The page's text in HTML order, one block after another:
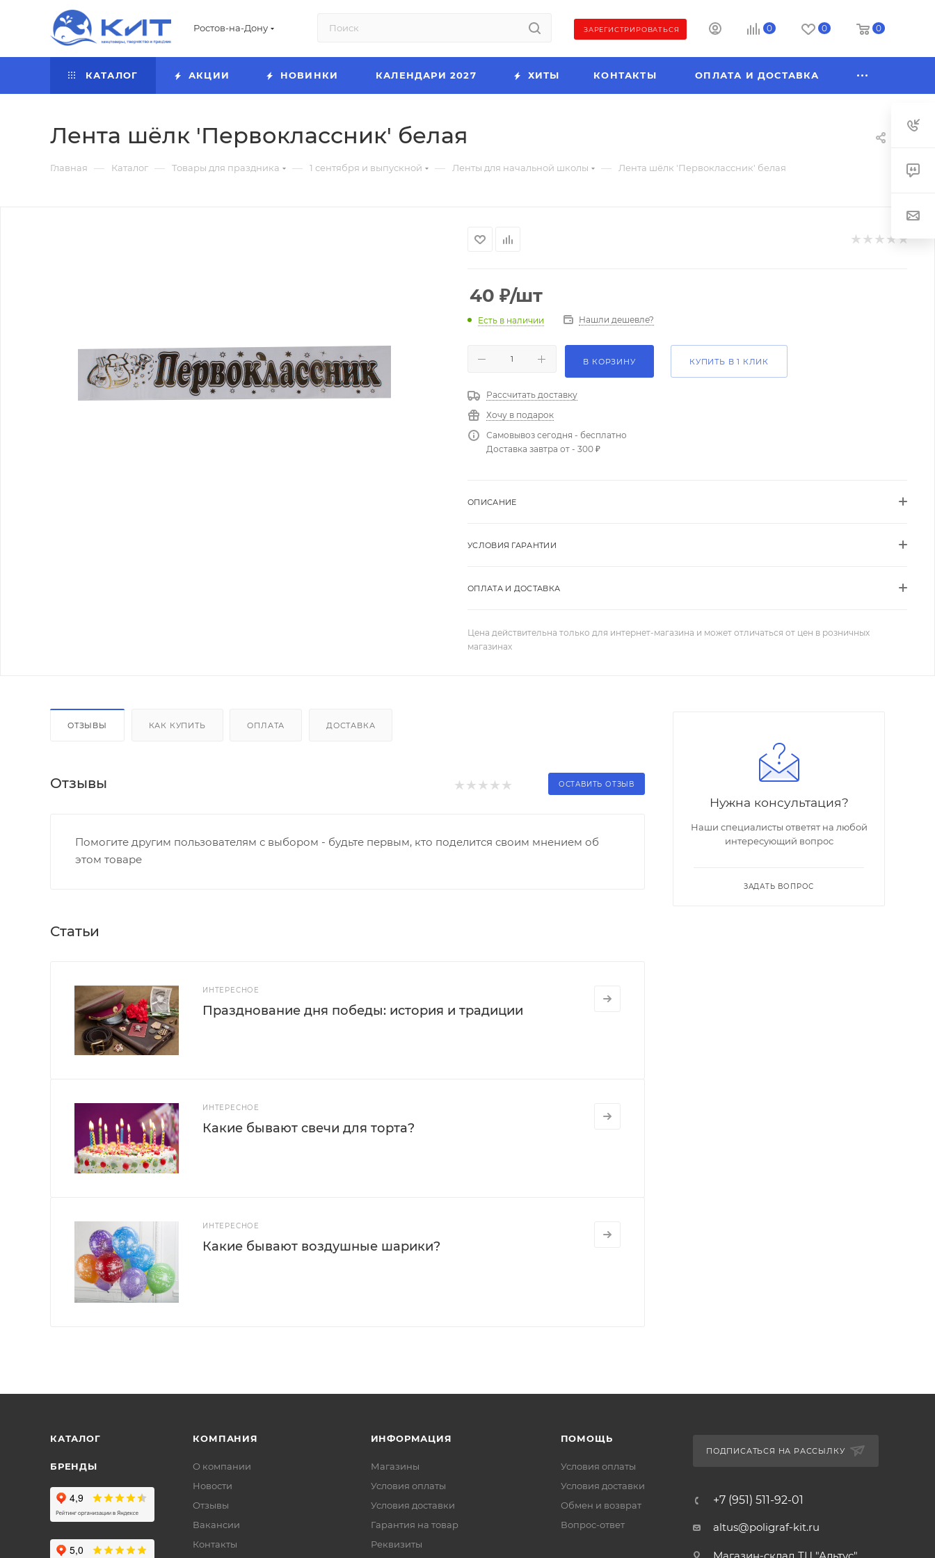
Ростов-на-Дону ЗАРЕГИСТРИРОВАТЬСЯ 0 0 0
КАТАЛОГ АКЦИИ НОВИНКИ КАЛЕНДАРИ 2027 ХИТЫ КОНТАКТЫ ОПЛАТА И ДОСТАВКА
Лента шёлк 'Первоклассник' белая
Главная — Каталог — Товары для праздника — 1 сентября и выпускной — Ленты для начальной школы — Лента шёлк 'Первоклассник' белая
40 ₽/шт
Есть в наличии Нашли дешевле?
В КОРЗИНУ КУПИТЬ В 1 КЛИК
Рассчитать доставку
Хочу в подарок
Самовывоз сегодня - бесплатно
Доставка завтра от - 300 ₽
ОПИСАНИЕ
УСЛОВИЯ ГАРАНТИИ
ОПЛАТА И ДОСТАВКА
Цена действительна только для интернет-магазина и может отличаться от цен в розничных
магазинах
ОТЗЫВЫ КАК КУПИТЬ ОПЛАТА ДОСТАВКА
Отзывы ОСТАВИТЬ ОТЗЫВ
Помогите другим пользователям с выбором - будьте первым, кто поделится своим мнением об
этом товаре
Статьи
ИНТЕРЕСНОЕ
Празднование дня победы: история и традиции
ИНТЕРЕСНОЕ
Какие бывают свечи для торта?
ИНТЕРЕСНОЕ
Какие бывают воздушные шарики?
Нужна консультация?
Наши специалисты ответят на любой
интересующий вопрос
ЗАДАТЬ ВОПРОС
КАТАЛОГ
БРЕНДЫ
КОМПАНИЯ
О компании
Новости
Отзывы
Вакансии
Контакты
ИНФОРМАЦИЯ
Магазины
Условия оплаты
Условия доставки
Гарантия на товар
Реквизиты
ПОМОЩЬ
Условия оплаты
Условия доставки
Обмен и возврат
Вопрос-ответ
ПОДПИСАТЬСЯ НА РАССЫЛКУ
+7 (951) 511-92-01
altus@poligraf-kit.ru